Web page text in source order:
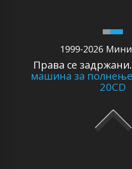
1999-2026
Права се задржани.
машина за полнење
20CD